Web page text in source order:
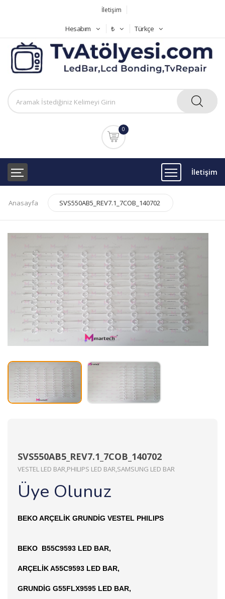
İletişim
Hesabım ₺ Türkçe
0
İletişim
Anasayfa SVS550AB5_REV7.1_7COB_140702
SVS550AB5_REV7.1_7COB_140702
VESTEL LED BAR,PHILIPS LED BAR,SAMSUNG LED BAR
Üye Olunuz
BEKO ARÇELİK GRUNDİG VESTEL PHILIPS
BEKO B55C9593 LED BAR,
ARÇELİK A55C9593 LED BAR,
GRUNDİG G55FLX9595 LED BAR,